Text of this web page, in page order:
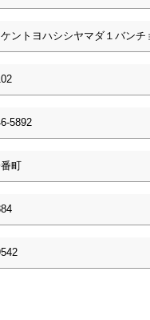
ントヨハシシヤマダ１バンチ
5892
町